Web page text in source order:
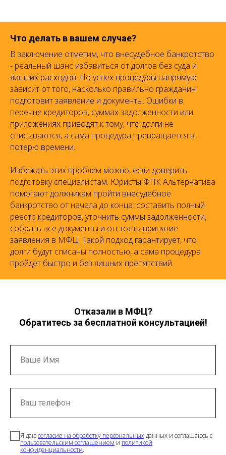
Что делать в вашем случае?
В заключение отметим, что внесудебное банкротство
- реальный шанс избавиться от долгов без суда и
лишних расходов. Но успех процедуры напрямую
зависит от того, насколько правильно гражданин
подготовит заявление и документы. Ошибки в
перечне кредиторов, суммах задолженности или
приложениях приводят к тому, что долги не
списываются, а сама процедура превращается в
потерю времени.
Избежать этих проблем можно, если доверить
подготовку специалистам. Юристы ФПК Альтернатива
помогают должникам пройти внесудебное
банкротство от начала до конца: составить полный
реестр кредиторов, уточнить суммы задолженности,
собрать все документы и отстоять принятие
заявления в МФЦ. Такой подход гарантирует, что
долги будут списаны полностью, а сама процедура
пройдет быстро и без лишних препятствий.
Отказали в МФЦ?
Обратитесь за бесплатной консультацией!
Ваше Имя
Ваш телефон
Я даюсогласие на обработку персональныхданных и соглашаюсь с
пользовательским соглашением и политикой
конфиденциальности.